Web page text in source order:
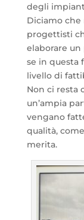
degli
Diciamo che
progettisti
elaborare
se in questa
livello di
Non ci resta
un’ampia
vengano
qualità,
merita.